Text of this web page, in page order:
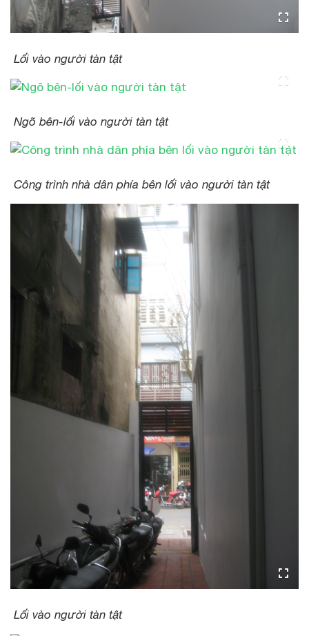
Lối vào người tàn tật
Ngõ bên-lối vào người tàn tật
Công trình nhà dân phía bên lối vào người tàn tật
Lối vào người tàn tật